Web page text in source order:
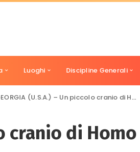
Luoghi Discipline Generali
(U.S.A.) – Un piccolo cranio di Homo erectus.
cranio di Homo